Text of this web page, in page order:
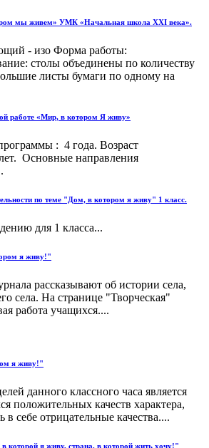
мы живем» УМК «Начальная школа ХХI века».
- изо Форма работы:
столы объединены по количеству
листы бумаги по одному на
работе «Мир, в котором Я живу»
: 4 года. Возраст
Основные направления
по теме "Дом, в котором я живу" 1 класс.
для 1 класса...
я живу!"
рассказывают об истории села,
села. На странице "Творческая"
работа учащихся....
я живу!"
данного классного часа является
положительных качеств характера,
в себе отрицательные качества....
которой я живу, страна, в которой жить хочу!"